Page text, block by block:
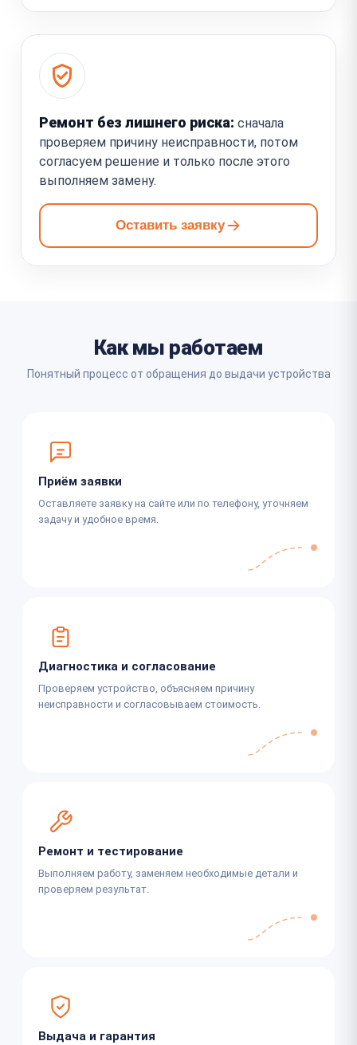
Ремонт без лишнего риска: сначала
проверяем причину неисправности, потом
согласуем решение и только после этого
выполняем замену.
Оставить заявку
Как мы работаем
Понятный процесс от обращения до выдачи устройства
Приём заявки
Оставляете заявку на сайте или по телефону, уточняем
задачу и удобное время.
Диагностика и согласование
Проверяем устройство, объясняем причину
неисправности и согласовываем стоимость.
Ремонт и тестирование
Выполняем работу, заменяем необходимые детали и
проверяем результат.
Выдача и гарантия